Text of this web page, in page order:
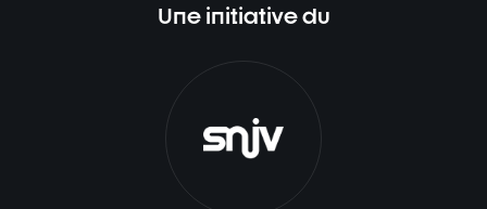
Une initiative du